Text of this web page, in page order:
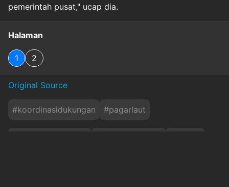
pemerintah pusat," ucap dia.
Halaman
1 2
Original Source
#koordinasidukungan #pagarlaut